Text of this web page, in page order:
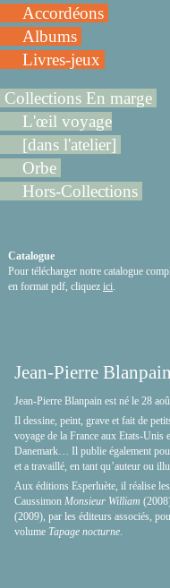
Accordéons
Albums
Livres-jeux
Collections En marge
L'œil voyage
[dans l'atelier]
Orbe
Hors-Collections
Catalogue
Pour télécharger notre catalogue
en format pdf, cliquez ici
Jean-Pierre Blanpain
Jean-Pierre Blanpain est né le 28
Il dessine, peint, grave et fait de
voyage de la France aux Etats-Unis
Danemark… Il publie également
et a travaillé, en tant qu’auteur ou
Aux éditions Esperluète, il réalise
Caussimon Monsieur William
(2009), par les éditeurs associés,
volume Tapage nocturne